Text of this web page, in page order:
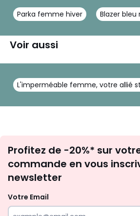
Parka femme hiver Blazer
Voir aussi
L'imperméable femme, votre allié
Profitez de -20%* sur
commande en vous
newsletter
Votre Email